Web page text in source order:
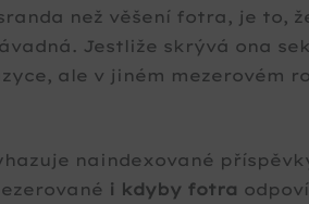
než věšení fotra, je to,
Jestliže skrývá ona
ale v jiném mezerovém
naindexované
i kdyby fotra